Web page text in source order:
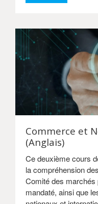
Commerce et
(Anglais)
Ce deuxième cours
la compréhension
Comité des
mandaté, ainsi que